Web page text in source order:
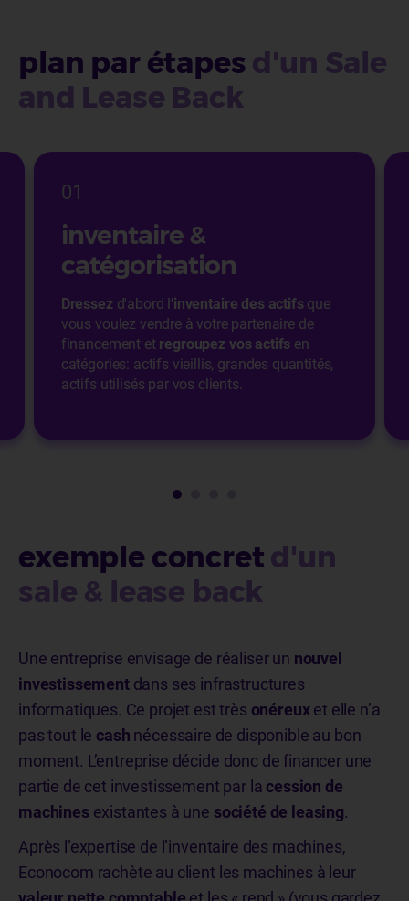
plan par étapes d'un Sale
and Lease Back
01
inventaire &
catégorisation
Dressezd'abord l'inventaire des actifsque
vous voulez vendre à votre partenaire de
financement et regroupez vos actifs en
catégories: actifs vieillis, grandes quantités,
actifs utilisés par vos clients.
exemple concret d'un
sale & lease back
Une entreprise envisage de réaliser un nouvel
investissementdans ses infrastructures
informatiques. Ce projet est très onéreuxet elle n’a
pas tout le cash nécessaire de disponible au bon
moment. L’entreprise décide donc de financer une
partie de cet investissement par la cession de
machinesexistantes à une société de leasing.
Après l’expertise de l’inventaire des machines,
Econocom rachète au client les machines à leur